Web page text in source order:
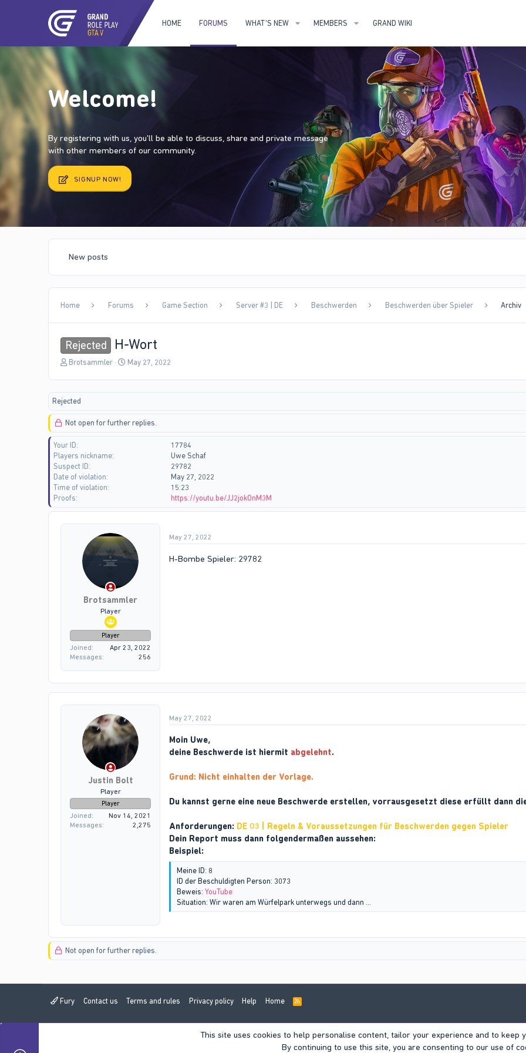
HOME FORUMS WHAT'S NEW MEMBERS GRAND WIKI
Welcome!
By registering with us, you'll be able to discuss, share and private message
with other members of our community.
SIGNUP NOW!
New posts
Home Forums Game Section Server #3 | DE Beschwerden Beschwerden über Spieler Archiv
Rejected H-Wort
T
a
s
a
r
t
e
r
Brotsammler
S
a
May 27, 2022
Rejected
Not open for further replies.
Your ID
17784
Players nickname
Uwe Schaf
Suspect ID
29782
Date of violation
May 27, 2022
Time of violation
15:23
Proofs
https://youtu.be/JJ2jokOnM3M
Brotsammler
Player
Player
Joined
Apr 23, 2022
Messages
256
May 27, 2022
H-Bombe Spieler: 29782
Justin Bolt
Player
Player
Joined
Nov 14, 2021
Messages
2,275
May 27, 2022
Moin Uwe,
deine Beschwerde ist hiermit abgelehnt.
Grund: Nicht einhalten der Vorlage.
Du kannst gerne eine neue Beschwerde erstellen, vorrausgesetzt diese erfüllt dann
Anforderungen: DE 03 | Regeln & Voraussetzungen für Beschwerden gegen Spieler
Dein Report muss dann folgendermaßen aussehen:
Beispiel:
Meine ID: 8
ID der Beschuldigten Person: 3073
Beweis: YouTube
Situation: Wir waren am Würfelpark unterwegs und dann ...
Not open for further replies.
Fury Contact us Terms and rules Privacy policy Help Home
R
This site uses cookies to help personalise content, tailor your experience and to keep
By continuing to use this site, you are consenting to our use of